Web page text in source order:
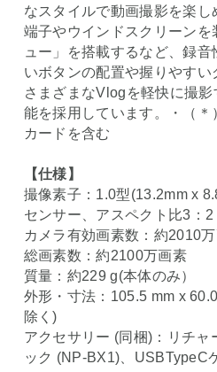
なスタイルで動画撮影を楽し
端子やウインドスクリーン
ュー」を搭載するなど、録
いボタンの配置や握りやすい
さまざまなVlogを軽快に撮
能を採用しています。・（
カードを含む
【仕様】
撮像素子：1.0型(13.2mm x
センサー、アスペクト比3：2
カメラ有効画素数：約2010
総画素数：約2100万画素
質量：約229 g(本体のみ）
外形・寸法：105.5 mm x
除く)
アクセサリー (同梱)：リチ
ック (NP-BX1)、USBTypeC